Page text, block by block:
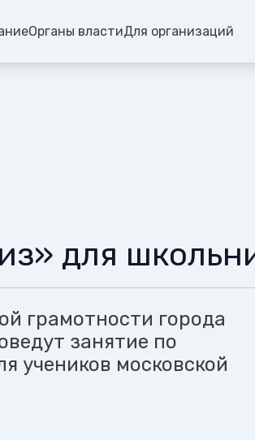
Органы властиДля организаций
для
грамотности города
занятие по
учеников московской